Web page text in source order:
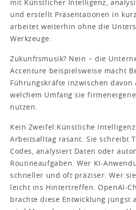
mit Künstlicher Intelligenz,
und erstellt Präsentationen in
arbeitet weiterhin ohne die
Werkzeuge.
Zukunftsmusik? Nein − die
Accenture beispielsweise macht
Führungskräfte inzwischen davon
welchem Umfang sie
nutzen.
Kein Zweifel:Künstliche
Arbeitsalltag rasant. Sie schreibt
Codes, analysiert Daten oder
Routineaufgaben. Wer KI-
schneller und oft präziser. Wer
leicht ins Hintertreffen. OpenAI-
brachte diese Entwicklung jüngst